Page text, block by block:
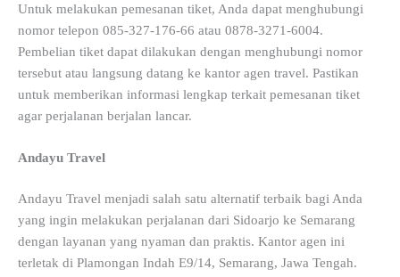
Untuk melakukan pemesanan tiket, Anda dapat menghubungi
nomor telepon 085-327-176-66 atau 0878-3271-6004.
Pembelian tiket dapat dilakukan dengan menghubungi nomor
tersebut atau langsung datang ke kantor agen travel. Pastikan
untuk memberikan informasi lengkap terkait pemesanan tiket
agar perjalanan berjalan lancar.
Andayu Travel
Andayu Travel menjadi salah satu alternatif terbaik bagi Anda
yang ingin melakukan perjalanan dari Sidoarjo ke Semarang
dengan layanan yang nyaman dan praktis. Kantor agen ini
terletak di Plamongan Indah E9/14, Semarang, Jawa Tengah.